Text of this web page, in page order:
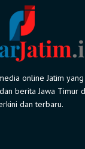
online Jatim
berita Jawa Timur
dan terbaru.